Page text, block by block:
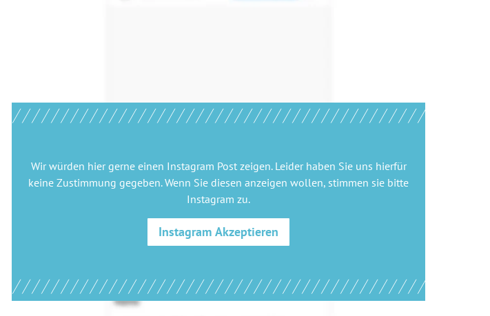
Wir würden hier gerne einen Instagram Postzeigen. Leider haben Sie uns hierfür
keine Zustimmung gegeben. Wenn Sie diesen anzeigen wollen, stimmen sie bitte
Instagram zu.
Instagram Akzeptieren